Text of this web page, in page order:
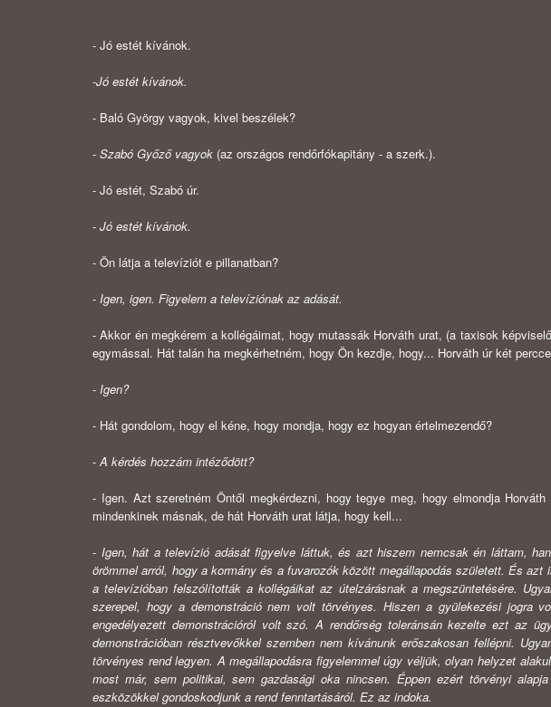
- Jó estét kívánok.
-Jó estét kívánok.
- Baló György vagyok, kivel beszélek?
- Szabó Győző vagyok (az országos rendőrfókapitány - a szerk.).
- Jó estét, Szabó úr.
- Jó estét kívánok.
- Ön látja a televíziót e pillanatban?
- Igen, igen. Figyelem a televíziónak az adását.
- Akkor én megkérem a kollégáimat, hogy mutassák Horváth urat, (a taxi­sok
egymás­sal. Hát talán ha megkérhetném, hogy Ön kezdje, hogy... Horváth úr két
- Igen?
- Hát gondolom, hogy el kéne, hogy mondja, hogy ez hogyan értelme­zendő?
-A kérdés hozzám intéződött?
- Igen. Azt szeretném Öntől megkérdezni, hogy tegye meg, hogy elmondja
mindenkinek másnak, de hát Horváth urat látja, hogy kell...
- Igen, hát a televízió adását figyelve láttuk, és azt hiszem nemcsak én láttam,
örömmel ar­ról, hogy a kormány és a fuvarozók között megállapodás született. És
a televízióban felszólí­tották a kollégáikat az útelzárásnak a megszüntetésére.
szerepel, hogy a demonstráció nem volt törvényes. Hiszen a gyülekezési jogra
engedélyezett demonstrációról volt szó. A rendőrség toleránsán kezelte ezt az
demonst­rációban résztvevőkkel szemben nem kívánunk erőszakosan fellépni.
törvényes rend legyen. A megállapodásra figyelemmel úgy véljük, olyan helyzet
most már, sem politikai, sem gazda­sági oka nincsen. Éppen ezért törvényi
eszközökkel gondoskodjunk a rend fenntartásáról. Ez az indoka.